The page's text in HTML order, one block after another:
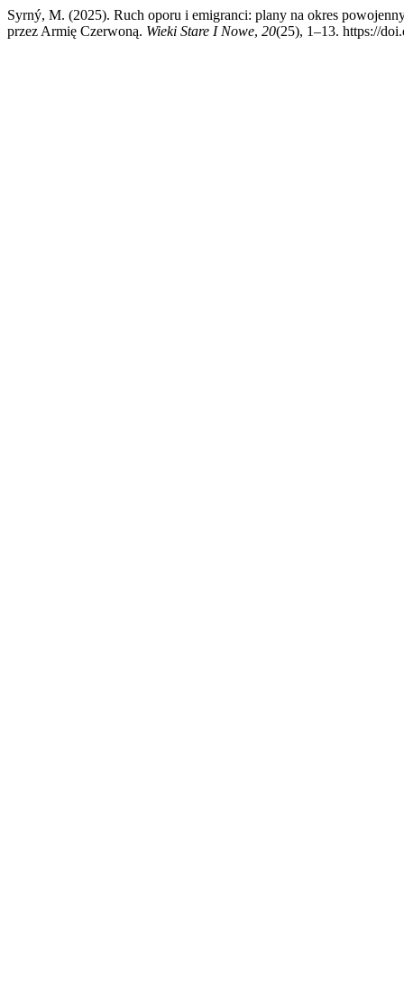
Syrný, M. (2025). Ruch oporu i emigranci: plany na okres
przez Armię Czerwoną. Wieki Stare I Nowe, 20(25), 1–13. https://